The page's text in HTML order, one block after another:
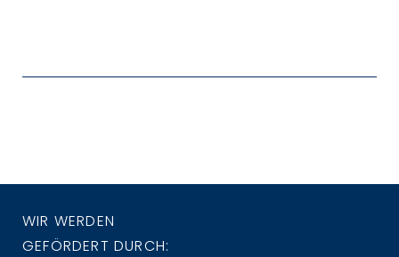
WIR WERDEN
GEFÖRDERT DURCH: